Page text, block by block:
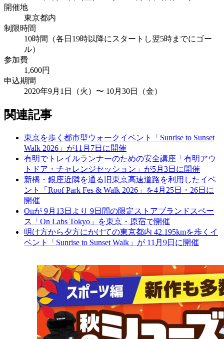
開催地
東京都内
制限時間
10時間（各日19時以降にスタートし翌5時までにゴー
ル）
参加費
1,600円
申込期間
2020年9月1日（火）〜 10月30日（金）
関連記事
東京を歩く都市型ウォークイベント「Sunrise to Sunset
Walk 2026」が11月7日に開催
有明でトレイルランナーのための安全講座「有明アウ
トドア・チャレンジセッション」が5月3日に開催
新橋・銀座近隣を通る旧東京高速道路を利用したイベ
ント「Roof Park Fes & Walk 2026」を4月25日・26日に
開催
Onが 9月13日より 9日間の限定ストアブランドスペー
ス「On Labs Tokyo」を東京・原宿で開催
明け方から夕方にかけての東京都内 42.195kmを歩くイ
ベント「Sunrise to Sunset Walk」が 11月9日に開催